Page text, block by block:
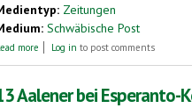
Zeitungen
Schwäbische Post
more about Mit Esperanto Freunde finden
Log in to post comments
Aalener bei Esperanto-